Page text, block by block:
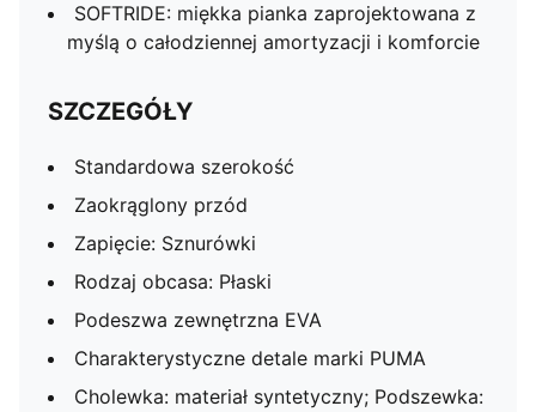
SOFTRIDE: miękka pianka zaprojektowana z
myślą o całodziennej amortyzacji i komforcie
SZCZEGÓŁY
Standardowa szerokość
Zaokrąglony przód
Zapięcie: Sznurówki
Rodzaj obcasa: Płaski
Podeszwa zewnętrzna EVA
Charakterystyczne detale marki PUMA
Cholewka: materiał syntetyczny; Podszewka: